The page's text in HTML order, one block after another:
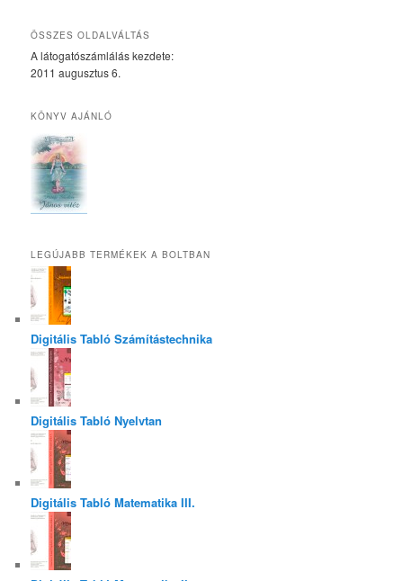
ÖSSZES OLDALVÁLTÁS
A látogatószámlálás kezdete:
2011 augusztus 6.
KÖNYV AJÁNLÓ
LEGÚJABB TERMÉKEK A BOLTBAN
Digitális Tabló Számítástechnika
Digitális Tabló Nyelvtan
Digitális Tabló Matematika III.